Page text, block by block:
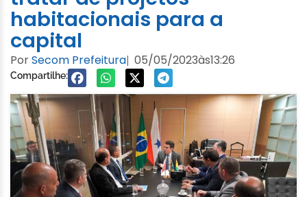
habitacionais para a
capital
PorSecom Prefeitura| 05/05/2023às13:26
Compartilhe: